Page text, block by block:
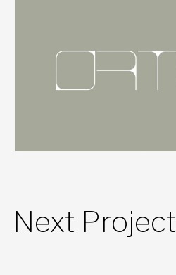
Next Project